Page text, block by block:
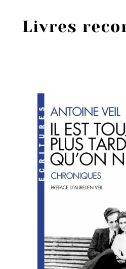
Sources
Personnes
Livres